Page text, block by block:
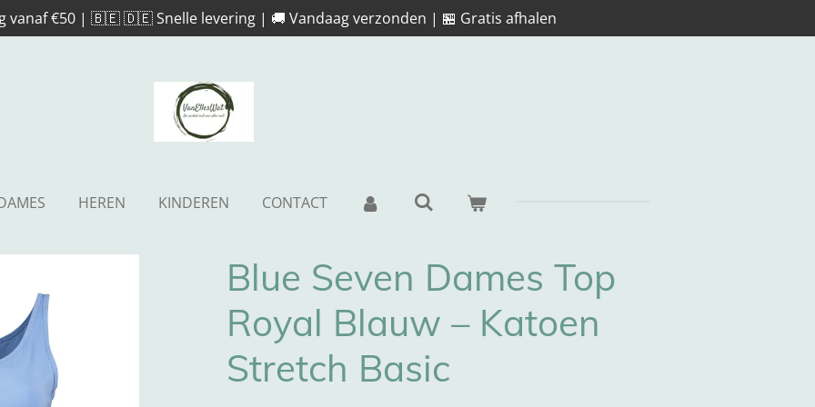
€50 | 🇧🇪 🇩🇪 Snelle levering | 🚚 Vandaag verzonden | 🏪 Gratis afhalen
HEREN KINDEREN CONTACT
Blue Seven Dames Top
Royal Blauw – Katoen
Stretch Basic